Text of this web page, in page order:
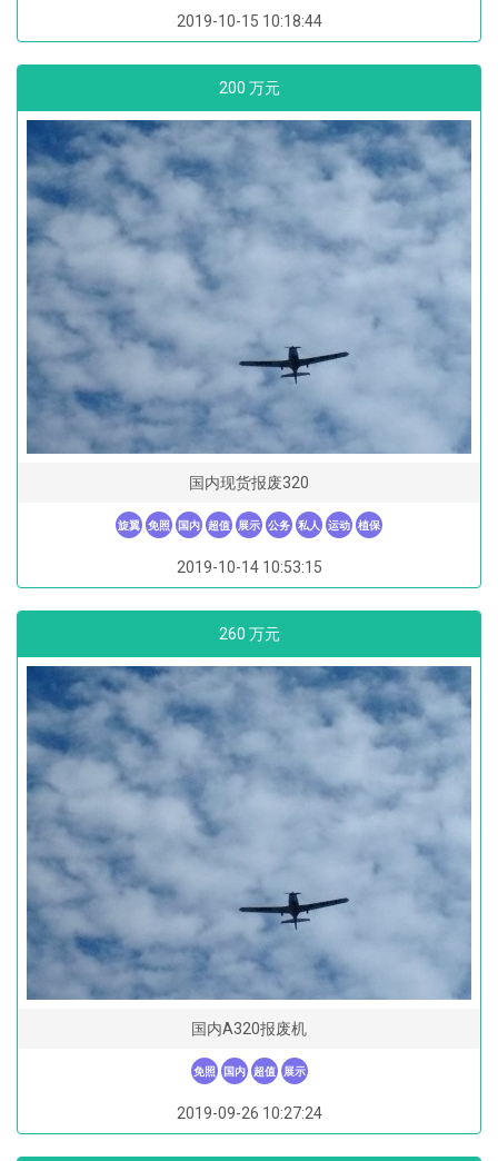
2019-10-15 10:18:44
200 万元
国内现货报废320
旋翼 免照 国内 超值 展示 公务 私人 运动 植保
2019-10-14 10:53:15
260 万元
国内A320报废机
免照 国内 超值 展示
2019-09-26 10:27:24